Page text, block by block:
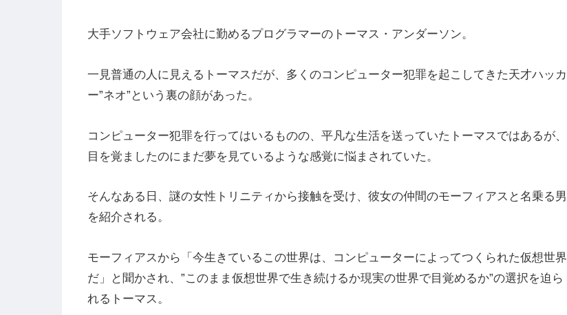
大手ソフトウェア会社に勤めるプログラマーのトーマス・アンダーソン。
一見普通の人に見えるトーマスだが、多くのコンピューター犯罪を起こしてきた天才ハッカ
ー”ネオ”という裏の顔があった。
コンピューター犯罪を行ってはいるものの、平凡な生活を送っていたトーマスではあるが、
目を覚ましたのにまだ夢を見ているような感覚に悩まされていた。
そんなある日、謎の女性トリニティから接触を受け、彼女の仲間のモーフィアスと名乗る男
を紹介される。
モーフィアスから「今生きているこの世界は、コンピューターによってつくられた仮想世界
だ」と聞かされ、”このまま仮想世界で生き続けるか現実の世界で目覚めるか”の選択を迫ら
れるトーマス。